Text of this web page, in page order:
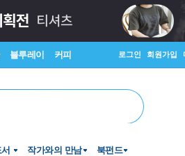
블루레이 커피 로그인 회원가입
작가와의 만남 북펀드